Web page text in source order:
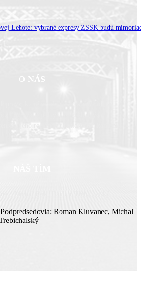
Lehote: vybrané expresy ZSSK budú
O NÁS
Roman Kluvanec, Michal